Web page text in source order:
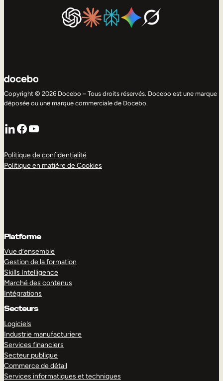
Copyright © 2026 Docebo – Tous droits réservés. Docebo est une marque
déposée ou une marque commerciale de Docebo.
LinkedIn
Facebook
YouTube
Politique de confidentialité
Politique en matière de Cookies
Platforme
Vue d’ensemble
Gestion de la formation
Skills Intelligence
Marché des contenus
Intégrations
Secteurs
Logiciels
Industrie manufacturiere
Services financiers
Secteur publique
Commerce de détail
Services informatiques et techniques